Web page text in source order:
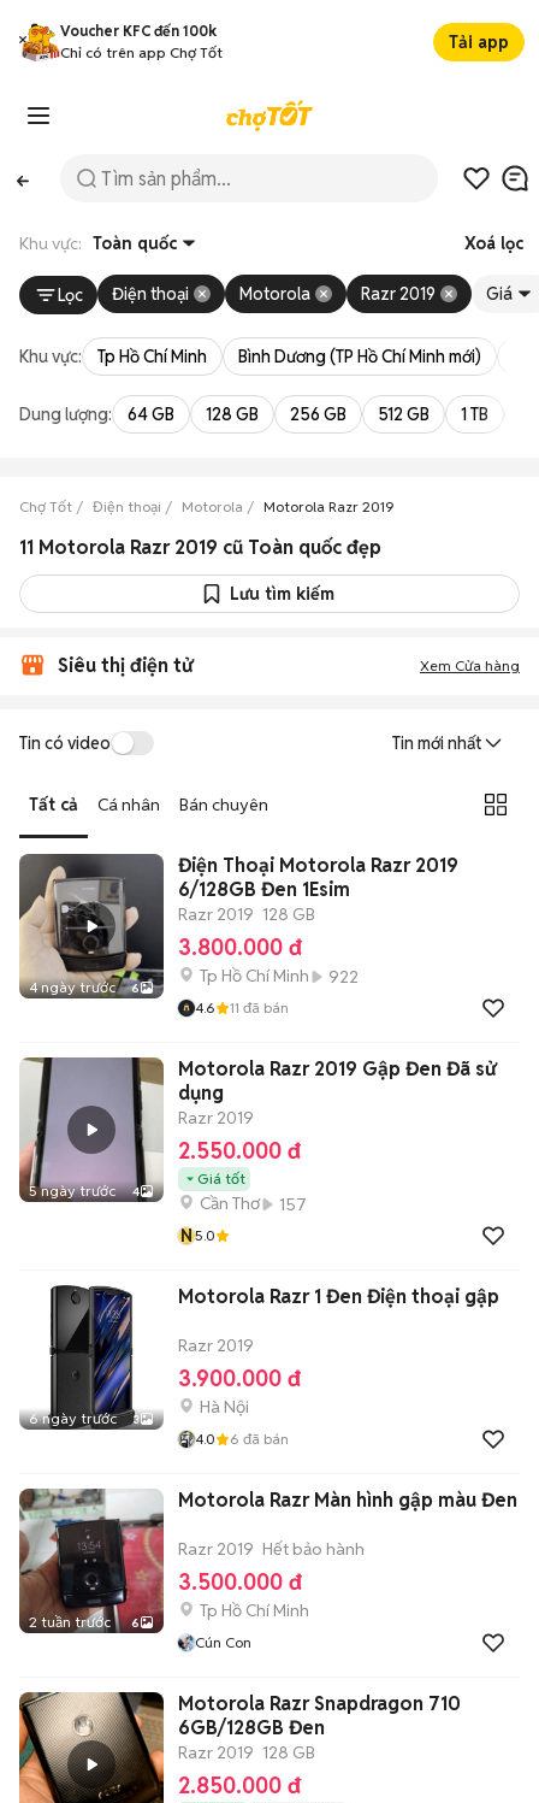
Voucher KFC đến 100k
Chỉ có trên app Chợ Tốt
Tải app
Khu vực: Toàn quốc Xoá lọc
Lọc Điện thoại Motorola Razr 2019 Giá
Khu vực: Tp Hồ Chí Minh Bình Dương (TP Hồ Chí Minh mới)
Dung lượng: 64 GB 128 GB 256 GB 512 GB 1 TB
Chợ Tốt Điện thoại Motorola Motorola Razr 2019
11 Motorola Razr 2019 cũ Toàn quốc đẹp
Lưu tìm kiếm
Siêu thị điện tử Xem Cửa hàng
Tin có video Tin mới nhất
Tất cả Cá nhân Bán chuyên
4 ngày trước 6
Điện Thoại Motorola Razr 2019
6/128GB Đen 1Esim
Razr 2019 128 GB
3.800.000 đ
Tp Hồ Chí Minh 922
4.6 11 đã bán
5 ngày trước 4
Motorola Razr 2019 Gập Đen Đã sử
dụng
Razr 2019
2.550.000 đ
Giá tốt
Cần Thơ
157
N5.0
6 ngày trước 3
Motorola Razr 1 Đen Điện thoại gập
Razr 2019
3.900.000 đ
Hà Nội
4.0 6 đã bán
2 tuần trước 6
Motorola Razr Màn hình gập màu Đen
Razr 2019 Hết bảo hành
3.500.000 đ
Tp Hồ Chí Minh
Cún Con
Motorola Razr Snapdragon 710
6GB/128GB Đen
Razr 2019 128 GB
2.850.000 đ